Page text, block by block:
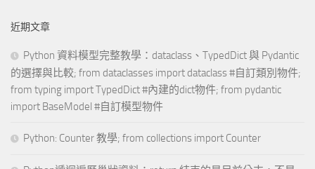
近期文章
Python 資料模型完整教學：dataclass、TypedDict 與 Pydantic
的選擇與比較; from dataclasses import dataclass #自訂類別物件;
from typing import TypedDict #內建的dict物件; from pydantic
import BaseModel #自訂模型物件
Python: Counter 教學; from collections import Counter